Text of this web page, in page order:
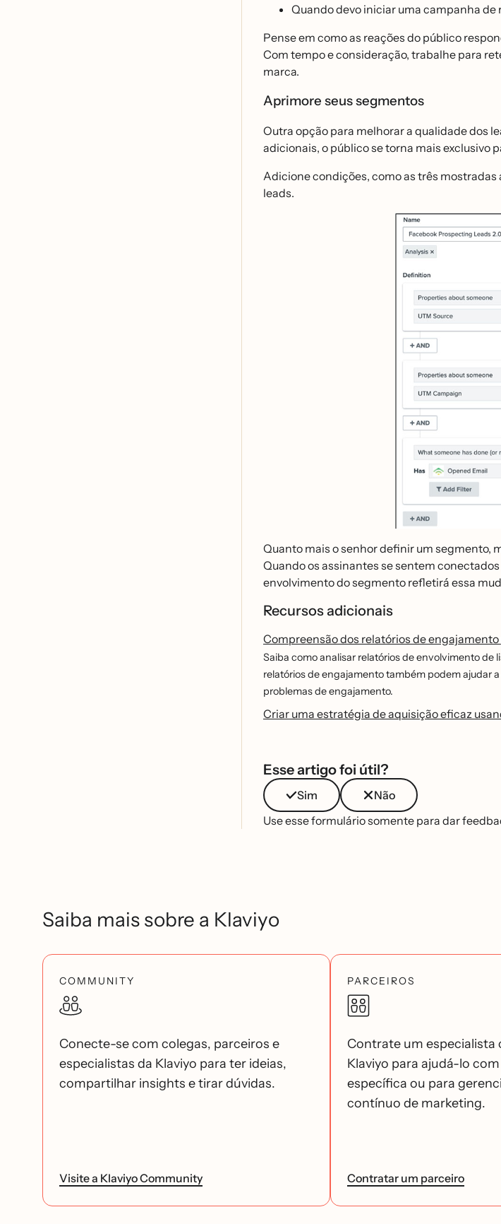
Quando devo iniciar uma campanha
Pense em como as reações do público
Com tempo e consideração, trabalhe para
marca.
Aprimore seus segmentos
Outra opção para melhorar a qualidade dos
adicionais, o público se torna mais exclusivo
Adicione condições, como as três
leads.
Quanto mais o senhor definir um segmento,
Quando os assinantes se sentem
envolvimento do segmento refletirá essa
Recursos adicionais
Compreensão dos relatórios de
Saiba como analisar relatórios de envolvimento
relatórios de engajamento também podem ajudar
problemas de engajamento.
Criar uma estratégia de aquisição eficaz
Esse artigo foi útil?
Sim
Não
Use esse formulário somente para dar
Saiba mais sobre a Klaviyo
COMMUNITY
Conecte-se com colegas, parceiros e
especialistas da Klaviyo para ter ideias,
compartilhar insights e tirar dúvidas.
Visite a Klaviyo Community
PARCEIROS
Contrate um especialista
Klaviyo para ajudá-lo
específica ou para
contínuo de marketing.
Contratar um parceiro